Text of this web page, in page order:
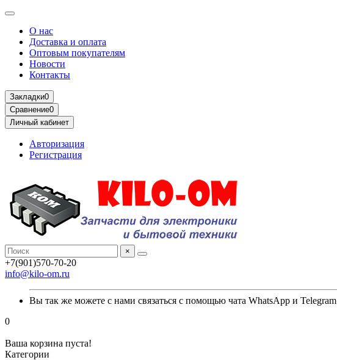
О нас
Доставка и оплата
Оптовым покупателям
Новости
Контакты
Закладки0
Сравнение0
Личный кабинет
Авторизация
Регистрация
×
+7(901)570-70-20
info@kilo-om.ru
Вы так же можете с нами связаться с помощью чата WhatsApp и Telegram
0
Ваша корзина пуста!
Категории